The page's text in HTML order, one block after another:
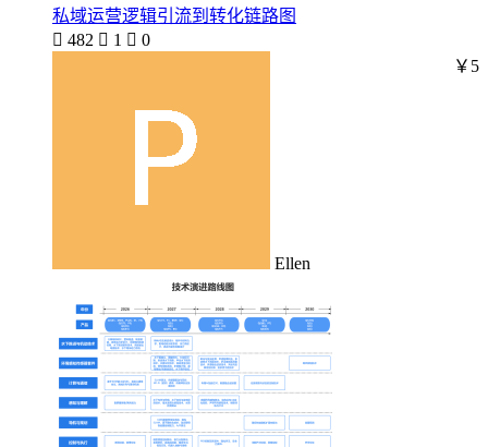
私域运营逻辑引流到转化链路图
 482  1  0
Ellen
￥5